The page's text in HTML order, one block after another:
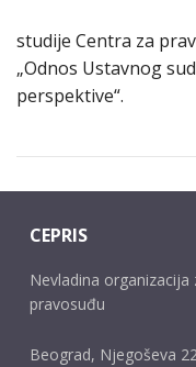
studije Centra za
„Odnos Ustavnog
perspektive“.
CEPRIS
Nevladina
pravosuđu
Beograd, Njegoševa